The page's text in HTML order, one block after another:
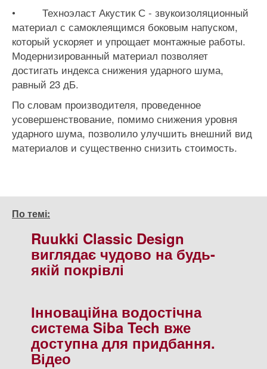
• Техноэласт Акустик С - звукоизоляционный
материал с самоклеящимся боковым напуском,
который ускоряет и упрощает монтажные работы.
Модернизированный материал позволяет
достигать индекса снижения ударного шума,
равный 23 дБ.
По словам производителя, проведенное
усовершенствование, помимо снижения уровня
ударного шума, позволило улучшить внешний вид
материалов и существенно снизить стоимость.
По темі:
Ruukki Classic Design
виглядає чудово на будь-
якій покрівлі
Інноваційна водостічна
система Siba Tech вже
доступна для придбання.
Відео